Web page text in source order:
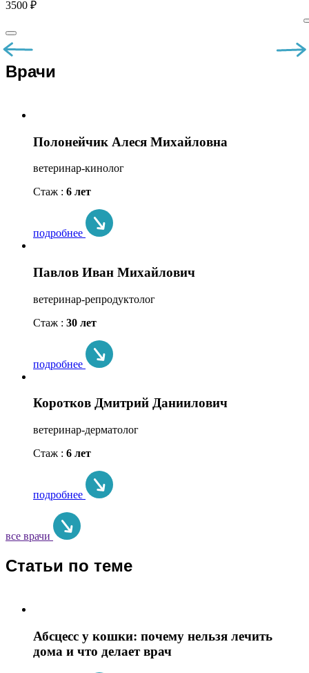
3500 ₽
Врачи
Полонейчик Алеся Михайловна
ветеринар-кинолог
Стаж : 6 лет
подробнее
Павлов Иван Михайлович
ветеринар-репродуктолог
Стаж : 30 лет
подробнее
Коротков Дмитрий Даниилович
ветеринар-дерматолог
Стаж : 6 лет
подробнее
все врачи
Статьи по теме
Абсцесс у кошки: почему нельзя лечить
дома и что делает врач